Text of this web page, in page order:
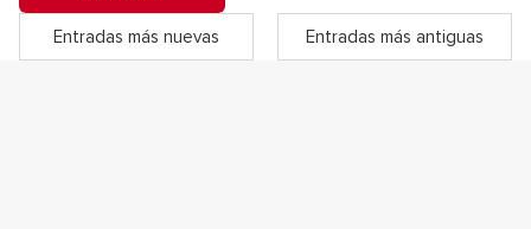
Entradas más nuevas Entradas más antiguas